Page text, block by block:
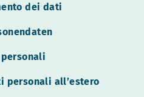
dei dati
personali all’estero